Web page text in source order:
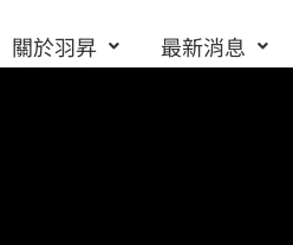
關於羽昇 最新消息